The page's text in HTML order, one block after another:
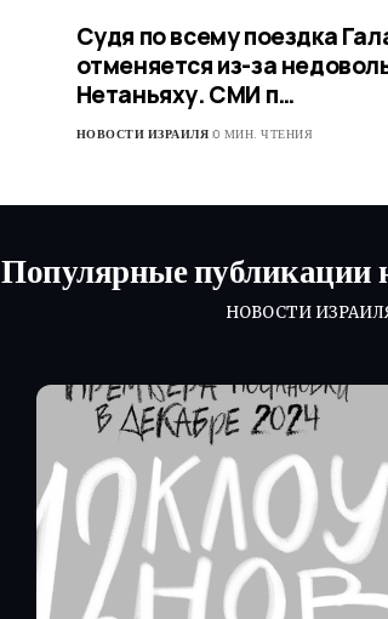
Судя по всему поездка
отменяется из-за
Нетаньяху. СМИ п…
НОВОСТИ ИЗРАИЛЯ 0 МИН. ЧТЕНИЯ
Популярные публикации
НОВОСТИ